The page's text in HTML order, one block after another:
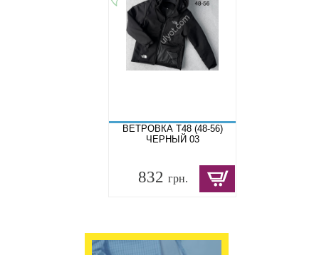
ВЕТРОВКА T48 (48-56)
ЧЕРНЫЙ 03
832 грн.